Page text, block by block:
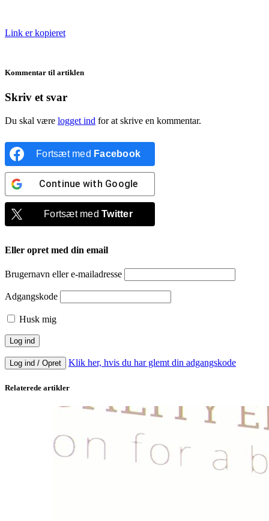
Link er kopieret
Kommentar til artiklen
Skriv et svar
Du skal være logget ind for at skrive en kommentar.
Fortsæt med Facebook
Continue with Google
Fortsæt medTwitter
Eller opret med din email
Brugernavn eller e-mailadresse
Adgangskode
Husk mig
Log ind / Opret Klik her, hvis du har glemt din adgangskode
Relaterede artikler